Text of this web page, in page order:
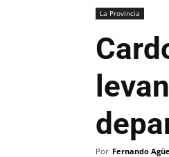
La Provincia
Por Fernando